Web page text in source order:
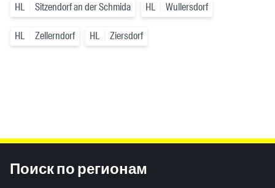
HL Sitzendorf an der Schmida HL Wullersdorf
HL Zellerndorf HL Ziersdorf
Поиск по регионам